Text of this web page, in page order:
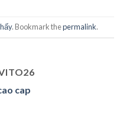
. Bookmark thepermalink.
cap